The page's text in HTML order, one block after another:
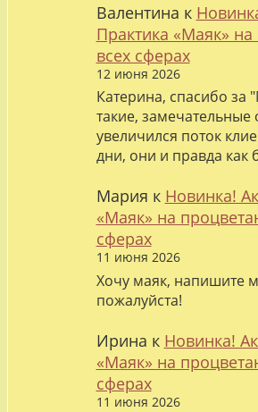
Валентина к
Практика «Маяк»
всех сферах
12 июня 2026
Катерина, спасибо за
такие,
увеличился поток
дни, они и правда как
Мария к Новинка!
«Маяк» на
сферах
11 июня 2026
Хочу маяк, напишите
пожалуйста!
Ирина к Новинка!
«Маяк» на
сферах
11 июня 2026